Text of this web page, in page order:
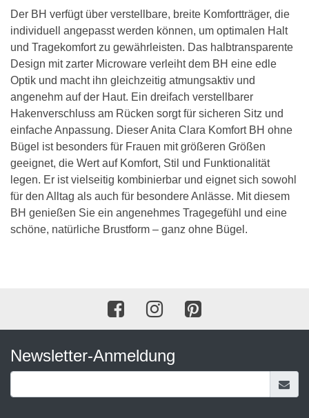
Der BH verfügt über verstellbare, breite Komfortträger, die
individuell angepasst werden können, um optimalen Halt
und Tragekomfort zu gewährleisten. Das halbtransparente
Design mit zarter Microware verleiht dem BH eine edle
Optik und macht ihn gleichzeitig atmungsaktiv und
angenehm auf der Haut. Ein dreifach verstellbarer
Hakenverschluss am Rücken sorgt für sicheren Sitz und
einfache Anpassung. Dieser Anita Clara Komfort BH ohne
Bügel ist besonders für Frauen mit größeren Größen
geeignet, die Wert auf Komfort, Stil und Funktionalität
legen. Er ist vielseitig kombinierbar und eignet sich sowohl
für den Alltag als auch für besondere Anlässe. Mit diesem
BH genießen Sie ein angenehmes Tragegefühl und eine
schöne, natürliche Brustform – ganz ohne Bügel.
Newsletter-Anmeldung